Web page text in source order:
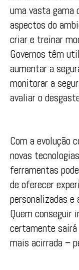
uma vasta gama
aspectos do
criar e treinar
Governos têm
aumentar a
monitorar a
avaliar o
Com a evolução
novas
ferramentas
de oferecer
personalizadas
Quem conseguir
certamente
mais acirrada –